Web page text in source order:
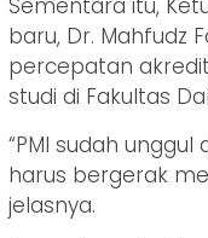
Sementara itu,
baru, Dr. Mahfudz
percepatan
studi di Fakultas
“PMI sudah
harus bergerak
jelasnya.